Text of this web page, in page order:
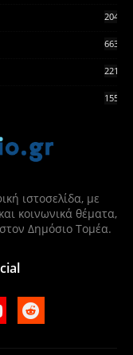
2044
663
2215
155
ιστοσελίδα, με
κοινωνικά θέματα,
στον Δημόσιο Τομέα.